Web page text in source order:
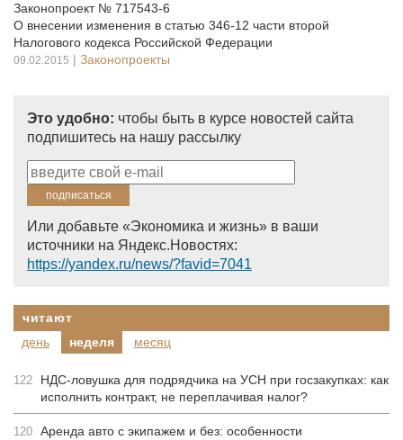
Законопроект № 717543-6
О внесении изменения в статью 346-12 части второй
Налогового кодекса Российской Федерации
09.02.2015 | Законопроекты
Это удобно: чтобы быть в курсе новостей сайта
подпишитесь на нашу рассылку
Или добавьте «Экономика и жизнь» в ваши
источники на Яндекс.Новостях:
https://yandex.ru/news/?favid=7041
читают
день
неделя месяц
122
НДС-ловушка для подрядчика на УСН при госзакупках: как
исполнить контракт, не переплачивая налог?
120 Аренда авто с экипажем и без: особенности